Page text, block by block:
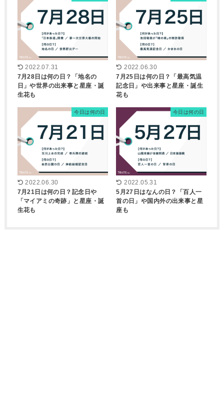
2022.07.31
7月28日は何の日？「地名の
日」や世界の出来事と星座・誕
生花も
2022.06.30
7月25日は何の日？「最高気温
記念日」や出来事と星座・誕生
花も
今日は何の日
2022.06.30
7月21日は何の日？記念日や
「マイアミの奇跡」と星座・誕
生花も
今日は何の日
2022.05.31
5月27日はなんの日？「百人一
首の日」や国内外の出来事と星
座も